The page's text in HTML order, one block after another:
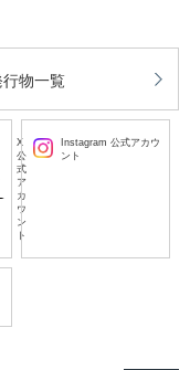
行物一覧
X
公
式
ア
カ
ウ
ン
ト
Instagram 公式アカウ
ント